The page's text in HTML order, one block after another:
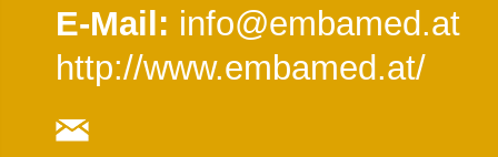
E-Mail: info@embamed.at
http://www.embamed.at/